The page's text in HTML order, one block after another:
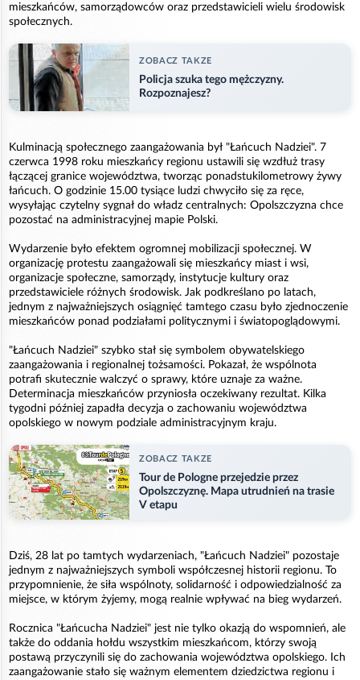
mieszkańców, samorządowców oraz przedstawicieli wielu środowisk
społecznych.
ZOBACZ TAKZE
Policja szuka tego mężczyzny.
Rozpoznajesz?
Kulminacją społecznego zaangażowania był "Łańcuch Nadziei". 7
czerwca 1998 roku mieszkańcy regionu ustawili się wzdłuż trasy
łączącej granice województwa, tworząc ponadstukilometrowy żywy
łańcuch. O godzinie 15.00 tysiące ludzi chwyciło się za ręce,
wysyłając czytelny sygnał do władz centralnych: Opolszczyzna chce
pozostać na administracyjnej mapie Polski.
Wydarzenie było efektem ogromnej mobilizacji społecznej. W
organizację protestu zaangażowali się mieszkańcy miast i wsi,
organizacje społeczne, samorządy, instytucje kultury oraz
przedstawiciele różnych środowisk. Jak podkreślano po latach,
jednym z najważniejszych osiągnięć tamtego czasu było zjednoczenie
mieszkańców ponad podziałami politycznymi i światopoglądowymi.
"Łańcuch Nadziei" szybko stał się symbolem obywatelskiego
zaangażowania i regionalnej tożsamości. Pokazał, że wspólnota
potrafi skutecznie walczyć o sprawy, które uznaje za ważne.
Determinacja mieszkańców przyniosła oczekiwany rezultat. Kilka
tygodni później zapadła decyzja o zachowaniu województwa
opolskiego w nowym podziale administracyjnym kraju.
ZOBACZ TAKZE
Tour de Pologne przejedzie przez
Opolszczyznę. Mapa utrudnień na trasie
V etapu
Dziś, 28 lat po tamtych wydarzeniach, "Łańcuch Nadziei" pozostaje
jednym z najważniejszych symboli współczesnej historii regionu. To
przypomnienie, że siła wspólnoty, solidarność i odpowiedzialność za
miejsce, w którym żyjemy, mogą realnie wpływać na bieg wydarzeń.
Rocznica "Łańcucha Nadziei" jest nie tylko okazją do wspomnień, ale
także do oddania hołdu wszystkim mieszkańcom, którzy swoją
postawą przyczynili się do zachowania województwa opolskiego. Ich
zaangażowanie stało się ważnym elementem dziedzictwa regionu i